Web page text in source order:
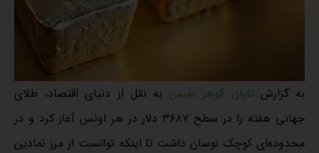
به گزارش تابان گوهر نفیس به نقل از دنیای اقتصاد، طلای
جهانی هفته را در سطح ۳۶۸۷ دلار در هر اونس آغاز کرد و در
محدوده‌ای کوچک نوسان داشت تا اینکه توانست از مرز نمادین